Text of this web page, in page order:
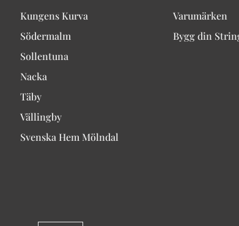
Kungens Kurva
Södermalm
Sollentuna
Nacka
Täby
Vällingby
Svenska Hem Mölndal
Varumärken
Bygg din